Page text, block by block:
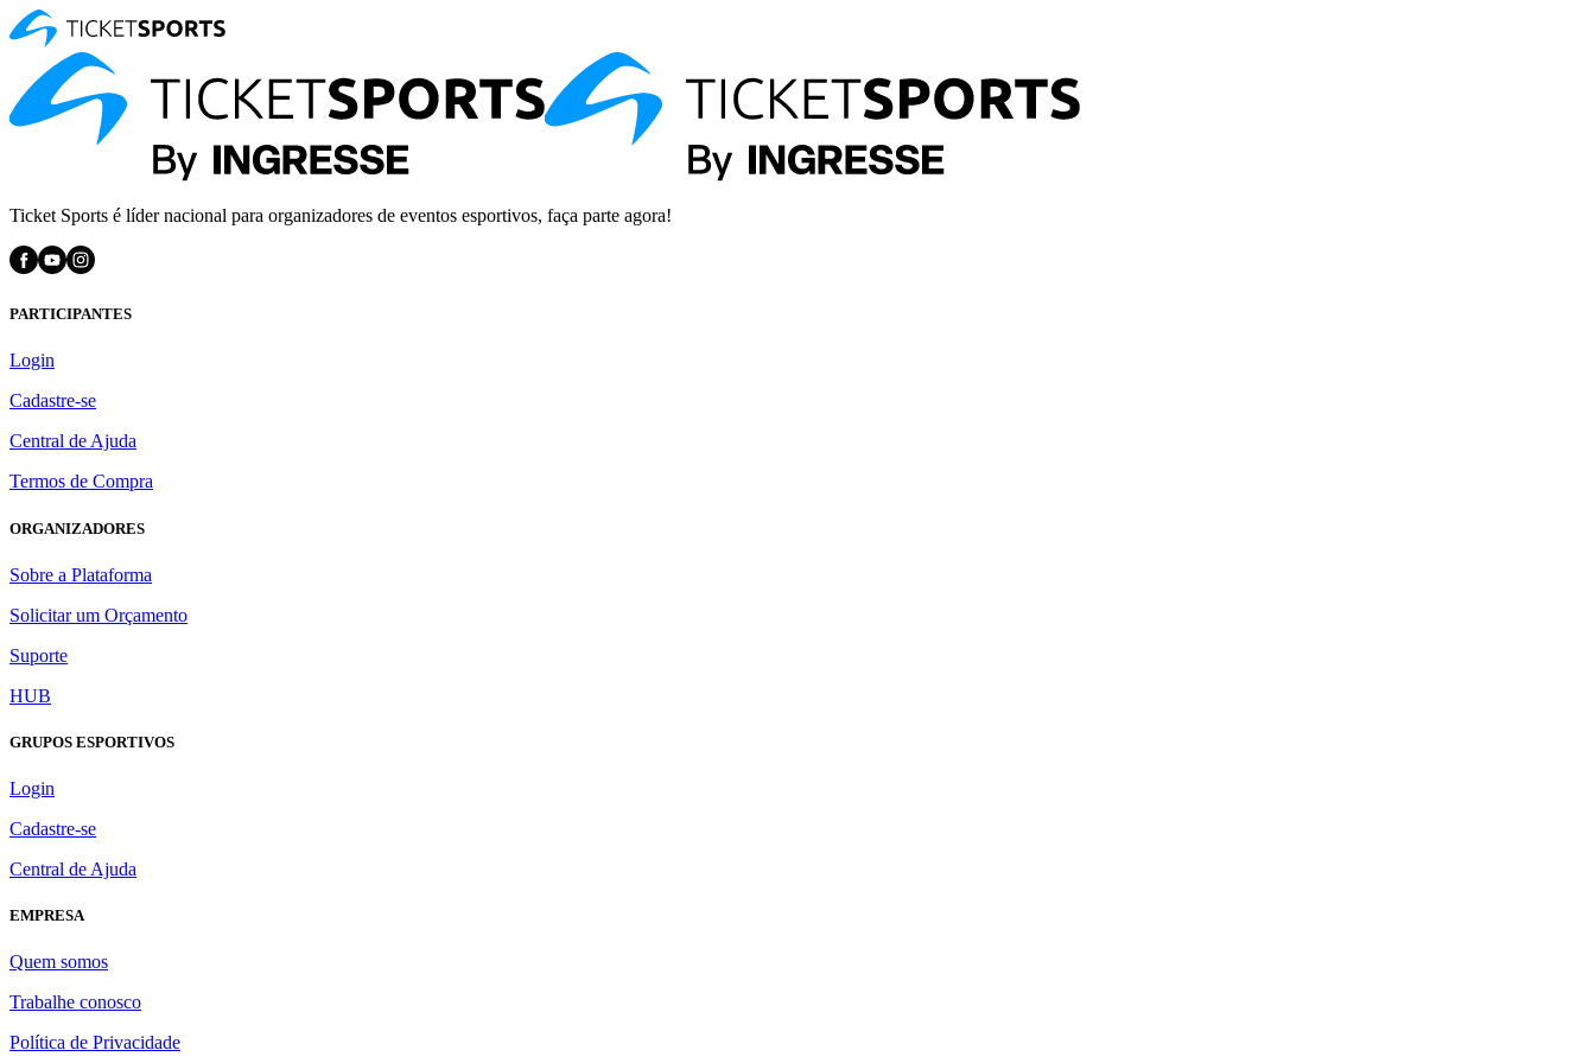
Ticket Sports é líder nacional para organizadores de eventos esportivos, faça parte agora!
PARTICIPANTES
Login
Cadastre-se
Central de Ajuda
Termos de Compra
ORGANIZADORES
Sobre a Plataforma
Solicitar um Orçamento
Suporte
HUB
GRUPOS ESPORTIVOS
Login
Cadastre-se
Central de Ajuda
EMPRESA
Quem somos
Trabalhe conosco
Política de Privacidade